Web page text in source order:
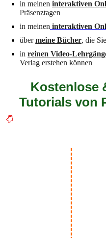
in meinen interaktiven
Präsenztagen
in meinen interaktiven
übermeine Bücher, die
in reinen Video-
Verlag erstehen können
Kostenlose
Tutorials von